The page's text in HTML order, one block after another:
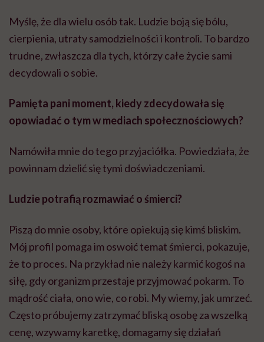
Myślę, że dla wielu osób tak. Ludzie boją się bólu,
cierpienia, utraty samodzielności i kontroli. To bardzo
trudne, zwłaszcza dla tych, którzy całe życie sami
decydowali o sobie.
Pamięta pani moment, kiedy zdecydowała się
opowiadać o tym w mediach społecznościowych?
Namówiła mnie do tego przyjaciółka. Powiedziała, że
powinnam dzielić się tymi doświadczeniami.
Ludzie potrafią rozmawiać o śmierci?
Piszą do mnie osoby, które opiekują się kimś bliskim.
Mój profil pomaga im oswoić temat śmierci, pokazuje,
że to proces. Na przykład nie należy karmić kogoś na
siłę, gdy organizm przestaje przyjmować pokarm. To
mądrość ciała, ono wie, co robi. My wiemy, jak umrzeć.
Często próbujemy zatrzymać bliską osobę za wszelką
cenę, wzywamy karetkę, domagamy się działań